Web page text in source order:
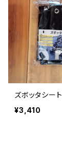
ズボッタシート
¥3,410